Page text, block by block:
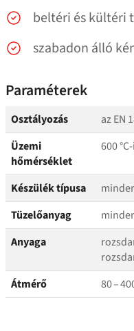
beltéri és kültéri
szabadon álló
Paraméterek
Osztályozás
az EN
Üzemi
hőmérséklet
600
Készülék típusa
Tüzelőanyag
Anyaga
Átmérő
80 –